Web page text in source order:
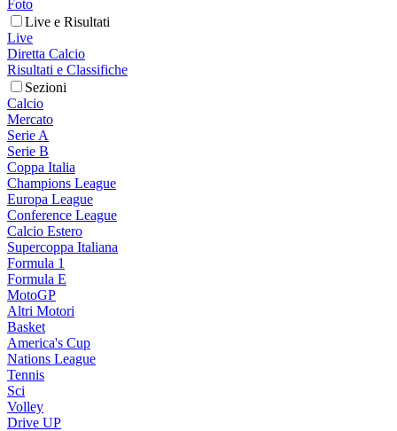
Foto
Live e Risultati
Live
Diretta Calcio
Risultati e Classifiche
Sezioni
Calcio
Mercato
Serie A
Serie B
Coppa Italia
Champions League
Europa League
Conference League
Calcio Estero
Supercoppa Italiana
Formula 1
Formula E
MotoGP
Altri Motori
Basket
America's Cup
Nations League
Tennis
Sci
Volley
Drive UP